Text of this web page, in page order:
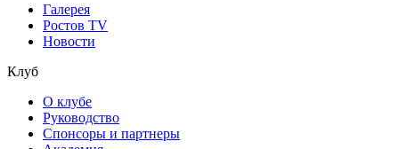
Галерея
Ростов TV
Новости
Клуб
О клубе
Руководство
Спонсоры и партнеры